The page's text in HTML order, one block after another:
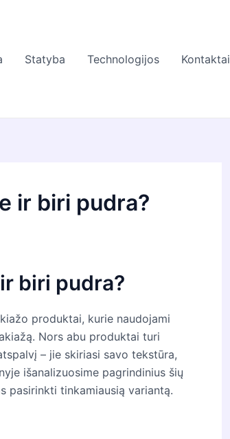
Statyba Technologijos Kontaktai
ir biri pudra?
biri pudra?
produktai, kurie naudojami
Nors abu produktai turi
– jie skiriasi savo tekstūra,
išanalizuosime pagrindinius šių
pasirinkti tinkamiausią variantą.